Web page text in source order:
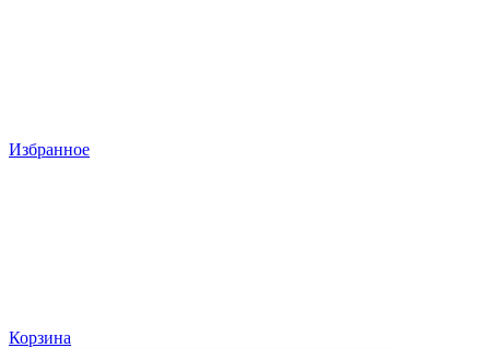
Избранное
Корзина